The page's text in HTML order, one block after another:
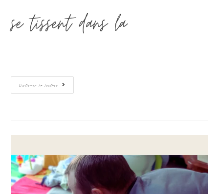
se tissent dans la…
Continuer La Lecture